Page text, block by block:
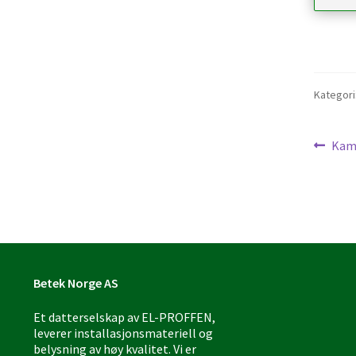
Kategori:
Betek Norge AS
Et datterselskap av EL-PROFFEN,
leverer installasjonsmateriell og
belysning av høy kvalitet. Vi er